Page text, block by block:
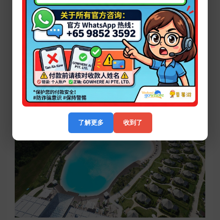
了解更多 收到了
活动设施
CHILL COVE @ TREASURE BAY
BINTAN 宝藏湾